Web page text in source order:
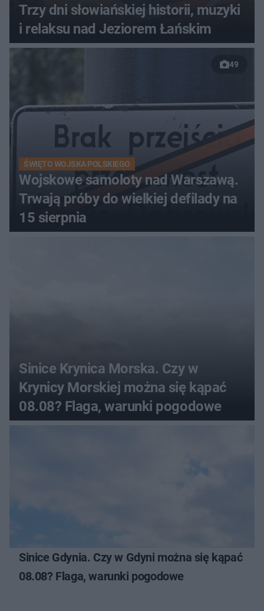
Trzy dni słowiańskiej historii, muzyki
i relaksu nad Jeziorem Łańskim
49
ŚWIĘTO WOJSKA POLSKIEGO
Wojskowe samoloty nad Warszawą.
Trwają próby do wielkiej defilady na
15 sierpnia
Sinice Krynica Morska. Czy w
Krynicy Morskiej można się kąpać
08.08? Flaga, warunki pogodowe
Sinice Gdynia. Czy w Gdyni można się kąpać
08.08? Flaga, warunki pogodowe